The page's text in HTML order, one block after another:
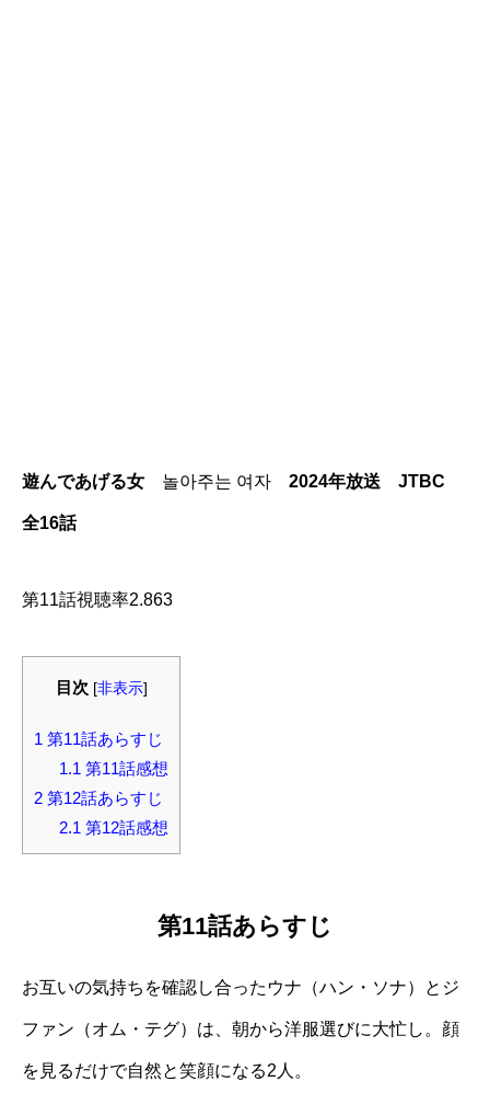
遊んであげる女 놀아주는 여자 2024年放送 JTBC
全16話
第11話視聴率2.863
目次 [非表示]
1 第11話あらすじ
1.1 第11話感想
2 第12話あらすじ
2.1 第12話感想
第11話あらすじ
お互いの気持ちを確認し合ったウナ（ハン・ソナ）とジ
ファン（オム・テグ）は、朝から洋服選びに大忙し。顔
を見るだけで自然と笑顔になる2人。